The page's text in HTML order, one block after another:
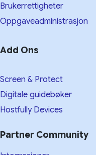
Brukerrettigheter
Oppgaveadministrasjon
Add Ons
Screen & Protect
Digitale guidebøker
Hostfully Devices
Partner Community